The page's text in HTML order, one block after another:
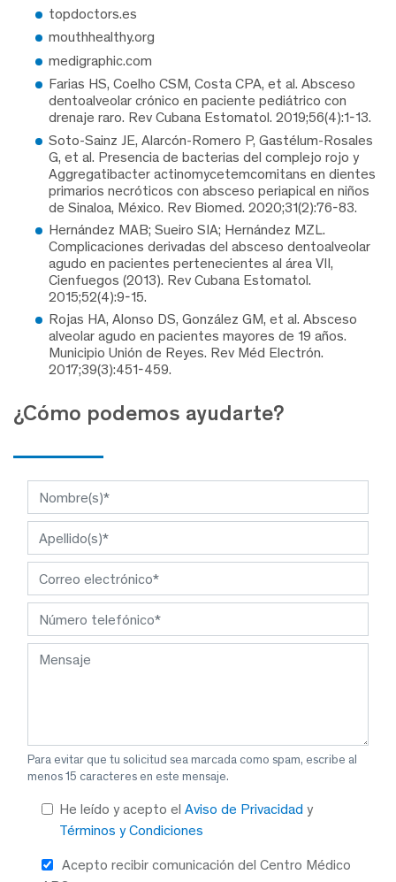
topdoctors.es
mouthhealthy.org
medigraphic.com
Farias HS, Coelho CSM, Costa CPA, et al. Absceso
dentoalveolar crónico en paciente pediátrico con
drenaje raro. Rev Cubana Estomatol. 2019;56(4):1-13.
Soto-Sainz JE, Alarcón-Romero P, Gastélum-Rosales
G, et al. Presencia de bacterias del complejo rojo y
Aggregatibacter actinomycetemcomitans en dientes
primarios necróticos con absceso periapical en niños
de Sinaloa, México. Rev Biomed. 2020;31(2):76-83.
Hernández MAB; Sueiro SIA; Hernández MZL.
Complicaciones derivadas del absceso dentoalveolar
agudo en pacientes pertenecientes al área VII,
Cienfuegos (2013). Rev Cubana Estomatol.
2015;52(4):9-15.
Rojas HA, Alonso DS, González GM, et al. Absceso
alveolar agudo en pacientes mayores de 19 años.
Municipio Unión de Reyes. Rev Méd Electrón.
2017;39(3):451-459.
¿Cómo podemos ayudarte?
Para evitar que tu solicitud sea marcada como spam, escribe al
menos 15 caracteres en este mensaje.
He leído y acepto el Aviso de Privacidad y
Términos y Condiciones
Acepto recibir comunicación del Centro Médico